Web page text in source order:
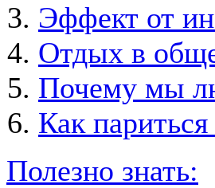
Эффект от
Отдых в
Почему мы
Как
Полезно знать: